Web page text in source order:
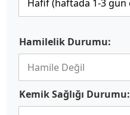
Hamilelik Durumu:
Kemik Sağlığı Durumu: